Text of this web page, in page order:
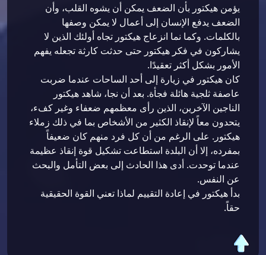
يؤمن هيكتور بأن الضعف يمكن أن يشوه القلب، وأن
الضعف يدفع الإنسان إلى أعمال لا يمكن وصفها
بالكلمات. وكما نما انزعاج هيكتور تجاه أولئك الذين لا
يشاركون في فكر هيكتور حتى حدثت كارثة تجعله يفهم
الأمور بشكل أكثر تعقيدًا.
كان هيكتور في زيارة إلى أحد الساحات عندما ضربت
عاصفة ثلجية هائلة فجأة. بعد أن نجا، شاهد هيكتور
الناجين الآخرين، الذين رأى معظمهم ضعفاء وغير كفء،
يتحدون معاً لإنقاذ الكثير من الأشخاص بما في ذلك زملاء
هيكتور. على الرغم من أن كل فرد منهم كان ضعيفاً
بمفرده، إلا أن البلدة استطاعت تشكيل قوة إنقاذ عظيمة
عندما توحدت. أدى هذا الحادث إلى بعض التأمل والبحث
عن النفس.
بدأ هيكتور في إعادة التقييم لماذا تعني القوة الحقيقية
حقاً.